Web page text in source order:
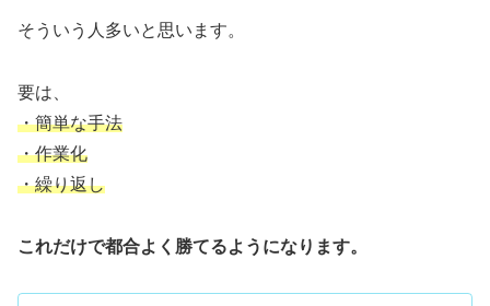
そういう人多いと思います。
要は、
・簡単な手法
・作業化
・繰り返し
これだけで都合よく勝てるようになります。